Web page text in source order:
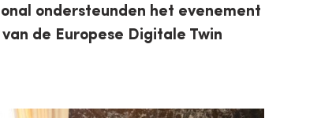
ondersteunden het evenement
de Europese Digitale Twin